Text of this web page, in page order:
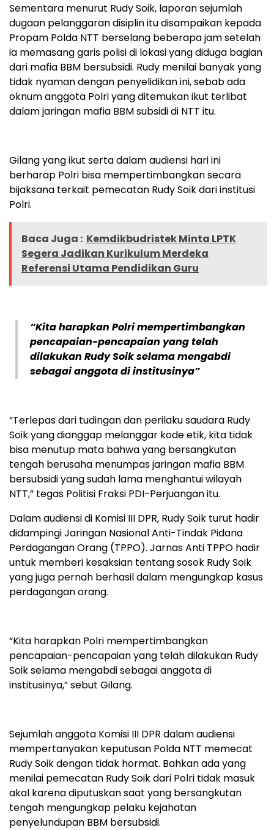
Sementara menurut Rudy Soik, laporan sejumlah
dugaan pelanggaran disiplin itu disampaikan kepada
Propam Polda NTT berselang beberapa jam setelah
ia memasang garis polisi di lokasi yang diduga bagian
dari mafia BBM bersubsidi. Rudy menilai banyak yang
tidak nyaman dengan penyelidikan ini, sebab ada
oknum anggota Polri yang ditemukan ikut terlibat
dalam jaringan mafia BBM subsidi di NTT itu.
Gilang yang ikut serta dalam audiensi hari ini
berharap Polri bisa mempertimbangkan secara
bijaksana terkait pemecatan Rudy Soik dari institusi
Polri.
Baca Juga : Kemdikbudristek Minta LPTK
Segera Jadikan Kurikulum Merdeka
Referensi Utama Pendidikan Guru
“Kita harapkan Polri mempertimbangkan
pencapaian-pencapaian yang telah
dilakukan Rudy Soik selama mengabdi
sebagai anggota di institusinya”
“Terlepas dari tudingan dan perilaku saudara Rudy
Soik yang dianggap melanggar kode etik, kita tidak
bisa menutup mata bahwa yang bersangkutan
tengah berusaha menumpas jaringan mafia BBM
bersubsidi yang sudah lama menghantui wilayah
NTT,” tegas Politisi Fraksi PDI-Perjuangan itu.
Dalam audiensi di Komisi III DPR, Rudy Soik turut hadir
didampingi Jaringan Nasional Anti-Tindak Pidana
Perdagangan Orang (TPPO). Jarnas Anti TPPO hadir
untuk memberi kesaksian tentang sosok Rudy Soik
yang juga pernah berhasil dalam mengungkap kasus
perdagangan orang.
“Kita harapkan Polri mempertimbangkan
pencapaian-pencapaian yang telah dilakukan Rudy
Soik selama mengabdi sebagai anggota di
institusinya,” sebut Gilang.
Sejumlah anggota Komisi III DPR dalam audiensi
mempertanyakan keputusan Polda NTT memecat
Rudy Soik dengan tidak hormat. Bahkan ada yang
menilai pemecatan Rudy Soik dari Polri tidak masuk
akal karena diputuskan saat yang bersangkutan
tengah mengungkap pelaku kejahatan
penyelundupan BBM bersubsidi.